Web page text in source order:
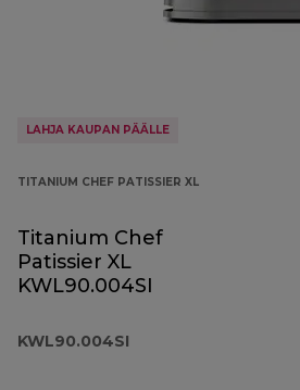
LAHJA KAUPAN PÄÄLLE
TITANIUM CHEF PATISSIER XL
Titanium Chef
Patissier XL
KWL90.004SI
KWL90.004SI